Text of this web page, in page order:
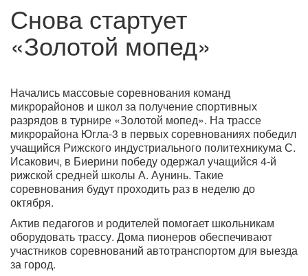
Снова стартует
«Золотой мопед»
Начались массовые соревнования команд
микрорайонов и школ за получение спортивных
разрядов в турнире «Золотой мопед». На трассе
микрорайона Югла-3 в первых соревнованиях победил
учащийся Рижского индустриального политехникума С.
Исакович, в Биерини победу одержал учащийся 4-й
рижской средней школы А. Аунинь. Такие
соревнования будут проходить раз в неделю до
октября.
Актив педагогов и родителей помогает школьникам
оборудовать трассу. Дома пионеров обеспечивают
участников соревнований автотранспортом для выезда
за город.